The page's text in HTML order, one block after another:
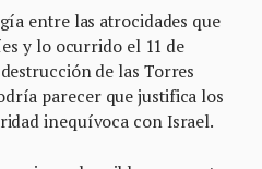
entre las atrocidades que
y lo ocurrido el 11 de
de las Torres
parecer que justifica los
inequívoca con Israel.